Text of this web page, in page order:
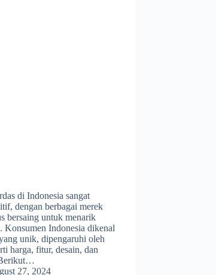
di Indonesia sangat
dengan berbagai merek
bersaing untuk menarik
Konsumen Indonesia dikenal
unik, dipengaruhi oleh
harga, fitur, desain, dan
27, 2024